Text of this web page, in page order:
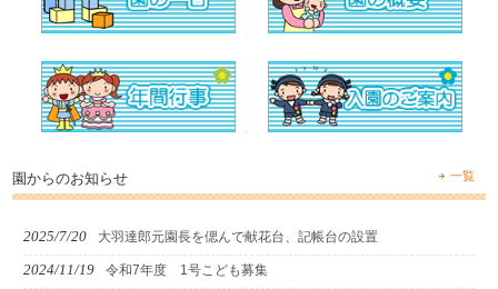
園からのお知らせ 一覧
2025/7/20 大羽達郎元園長を偲んで献花台、記帳台の設置
2024/11/19 令和7年度 1号こども募集